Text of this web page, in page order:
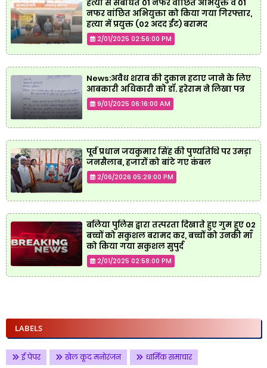
हत्या से संबंधित 01 नफर वांछित अभियुक्त व 01
नफर वांछित अभियुक्ता को किया गया गिरफ्तार,
हत्या में प्रयुक्त (02 अदद ईंट) बरामद
2/01/2025 02:56:00 PM
News:अवैध शराब की दुकान हटाए जाने के लिए
आबकारी अधिकारी को डॉ. हरेराम ने लिखा पत्र
9/01/2025 06:16:00 AM
पूर्व प्रधान जयकुमार सिंह की पुण्यतिथि पर उमड़ा
जनसैलाब, हजारों को बांटे गए कंबल
2/06/2026 05:29:00 PM
बलिया पुलिस द्वारा तत्परता दिखाते हुए गुम हुए 02
बच्चों को सकुशल बरामद कर, बच्चों को उनकी माँ
को किया गया सकुशल सुपुर्द
2/01/2025 02:58:00 PM
LABELS
ई पेपर खेल कूद मनोरंजन
धार्मिक समाचार